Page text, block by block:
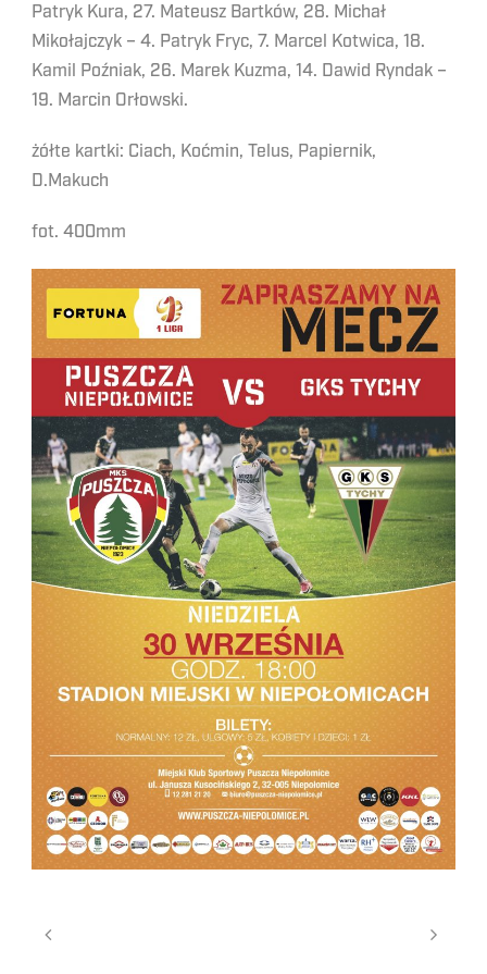
Patryk Kura, 27. Mateusz Bartków, 28. Michał
Mikołajczyk – 4. Patryk Fryc, 7. Marcel Kotwica, 18.
Kamil Poźniak, 26. Marek Kuzma, 14. Dawid Ryndak –
19. Marcin Orłowski.
żółte kartki: Ciach, Koćmin, Telus, Papiernik,
D.Makuch
fot. 400mm